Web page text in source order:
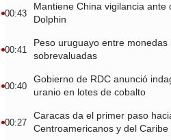
00:43
Mantiene China vigilancia ante
Dolphin
00:41
Peso uruguayo entre monedas
sobrevaluadas
00:40
Gobierno de RDC anunció
uranio en lotes de cobalto
00:27
Caracas da el primer paso
Centroamericanos y del Caribe